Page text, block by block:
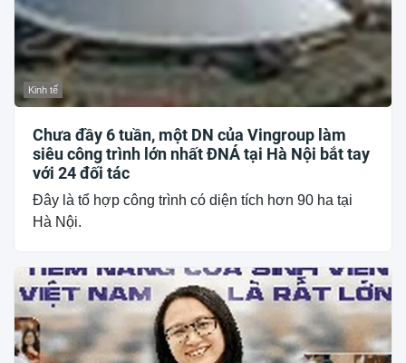
Kinh tế
Chưa đầy 6 tuần, một DN của Vingroup làm
siêu công trình lớn nhất ĐNÁ tại Hà Nội bắt tay
với 24 đối tác
Đây là tổ hợp công trình có diện tích hơn 90 ha tại
Hà Nội.